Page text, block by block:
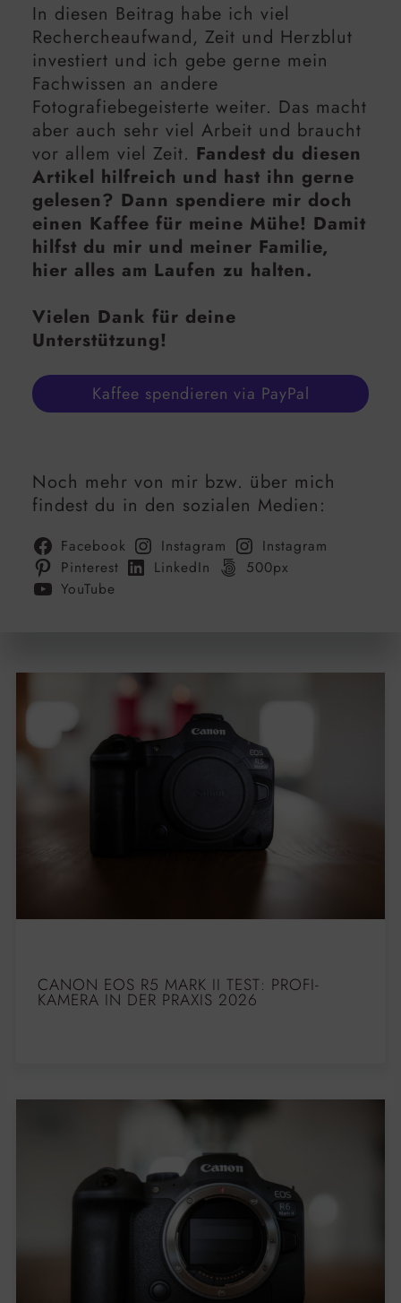
In diesen Beitrag habe ich viel
Rechercheaufwand, Zeit und Herzblut
investiert und ich gebe gerne mein
Fachwissen an andere
Fotografiebegeisterte weiter. Das macht
aber auch sehr viel Arbeit und braucht
vor allem viel Zeit. Fandest du diesen
Artikel hilfreich und hast ihn gerne
gelesen? Dann spendiere mir doch
einen Kaffee für meine Mühe! Damit
hilfst du mir und meiner Familie,
hier alles am Laufen zu halten.
Vielen Dank für deine
Unterstützung!
Kaffee spendieren via PayPal
Noch mehr von mir bzw. über mich
findest du in den sozialen Medien:
Facebook Instagram
Instagram
Pinterest
LinkedIn
500px
YouTube
CANON EOS R5 MARK II TEST: PROFI-
KAMERA IN DER PRAXIS 2026